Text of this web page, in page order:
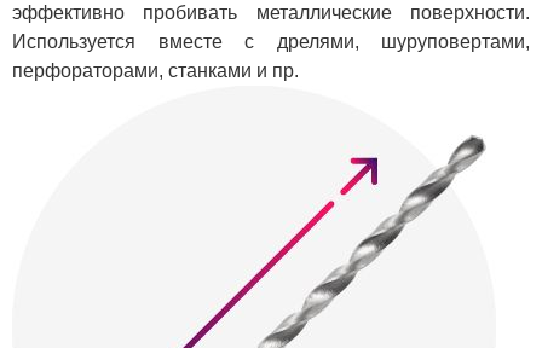
эффективно пробивать металлические поверхности.
Используется вместе с дрелями, шуруповертами,
перфораторами, станками и пр.